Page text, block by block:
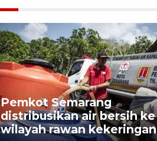
Pemkot Semarang
distribusikan air bersih ke
wilayah rawan kekeringan